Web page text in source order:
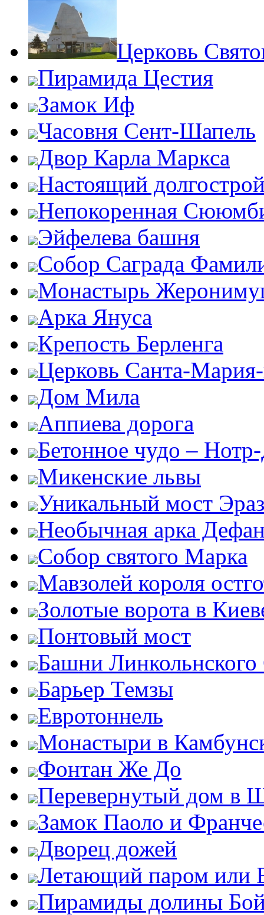
Церковь
Пирамида Цестия
Замок Иф
Часовня Сент-Шапель
Двор Карла Маркса
Настоящий
Непокоренная
Эйфелева башня
Собор Саграда
Монастырь
Арка Януса
Крепость Берленга
Церковь Санта-
Дом Мила
Аппиева дорога
Бетонное чудо –
Микенские львы
Уникальный мост
Необычная арка
Собор святого Марка
Мавзолей короля
Золотые ворота в
Понтовый мост
Башни
Барьер Темзы
Евротоннель
Монастыри в
Фонтан Же До
Перевернутый дом в
Замок Паоло и
Дворец дожей
Летающий паром или
Пирамиды долины